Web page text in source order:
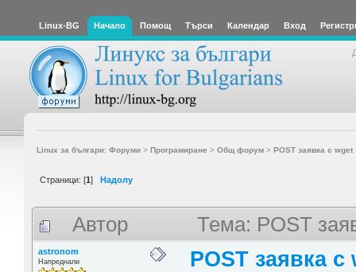
Linux-BG Начало Помощ Търси Календар Вход
Linux за българи: Форуми> Програмиране > Общ форум> POST заявка с wget
Страници: [1] Надолу
Автор Тема: POST
astronom
Напреднали POST заявка с